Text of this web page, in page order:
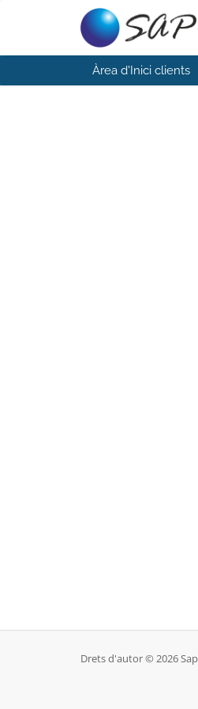
Àrea d'Inici clients
Drets d'autor © 2026